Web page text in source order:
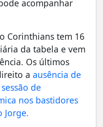
acompanhar
Corinthians tem 16
da tabela e vem
Os últimos
a ausência de
de
nos bastidores
Jorge.